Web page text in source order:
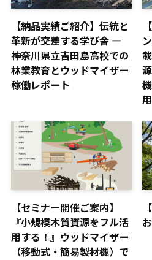
【納品実績ご紹介】伝統と
革新が交差する学び舎 ―
神奈川県立吉田島高校での
林業教育とウッドマイザー
稼働レポート
【セミナー開催ご案内】
『小規模木質資源をフル活
用する！』ウッドマイザー
（移動式・簡易製材機）で